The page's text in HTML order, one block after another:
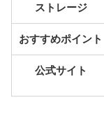
ストレージ
おすすめポイント
公式サイト